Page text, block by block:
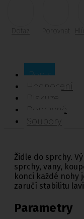
Dotaz Porovnat
Popis
Hodnocení
Diskuze
Dopravné
Soubory
Židle do sprchy.
sprchy, vany,
konci každé nohy
zaručí stabilitu
Parametry